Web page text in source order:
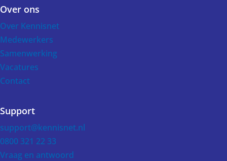
Over ons
Over Kennisnet
Medewerkers
Samenwerking
Vacatures
Contact
Support
support@kennisnet.nl
0800 321 22 33
Vraag en antwoord